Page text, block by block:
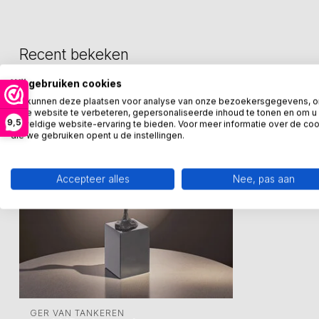
9,5
Recent bekeken
GER VAN TANKEREN
Wij gebruiken cookies
We kunnen deze plaatsen voor analyse van onze bezoekersgegevens,
onze website te verbeteren, gepersonaliseerde inhoud te tonen en om u
geweldige website-ervaring te bieden. Voor meer informatie over de
die we gebruiken opent u de instellingen.
Accepteer alles Nee, pas aan